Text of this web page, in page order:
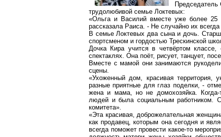
Председатель
трудолюбивой семье Локтевых:
«Ольга и Василий вместе уже более 25
рассказала Раиса. - Не случайно их
В семьеЛоктевых два сына и дочь.
спортсменом и гордостью Трескинской
Дочка Кира учится в четвёртом классе,
спектаклях. Она поёт, рисует, танцует,
Вместе с мамой они занимаются
сцены.
«Ухоженный дом, красивая территория,
разные приятные для глаз поделки, -
жена и мама, но не домохозяйка.
людей и была социальным работником.
комитета».
«Эта красивая, доброжелательная
как продавец, которым она сегодня и
всегда поможет провести какое-то